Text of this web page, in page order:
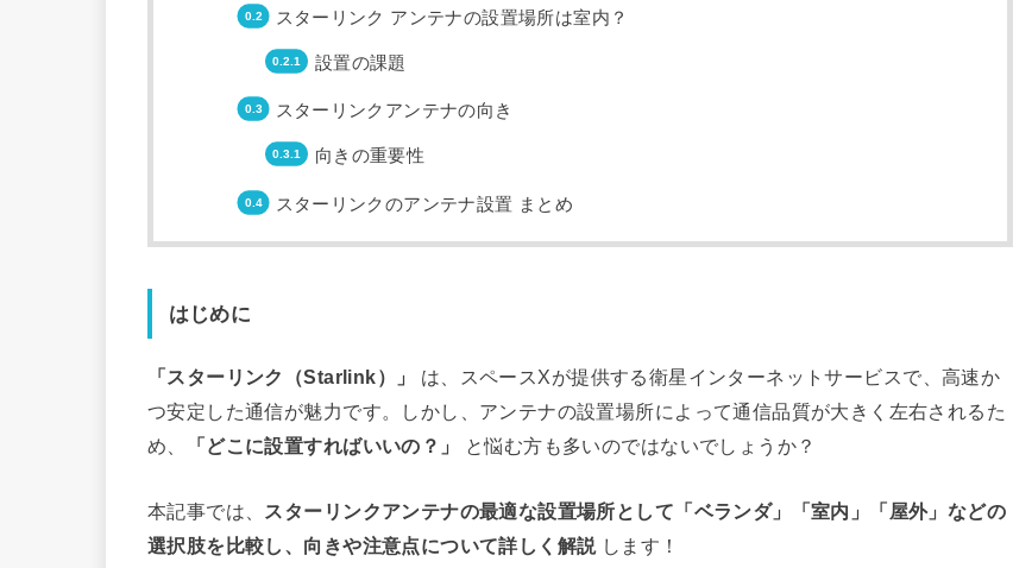
スターリンク アンテナの設置場所は室内？
設置の課題
スターリンクアンテナの向き
向きの重要性
スターリンクのアンテナ設置 まとめ
はじめに
「スターリンク（Starlink）」
は、スペースXが提供する衛星インターネットサービスで、高速か
つ安定した通信が魅力です。しかし、アンテナの設置場所によって通信品質が大きく左右されるた
め、
「どこに設置すればいいの？」 と悩む方も多いのではないでしょうか？
本記事では、 スターリンクアンテナの最適な設置場所として「ベランダ」「室内」「屋外」などの
選択肢を比較し、向きや注意点について詳しく解説します！